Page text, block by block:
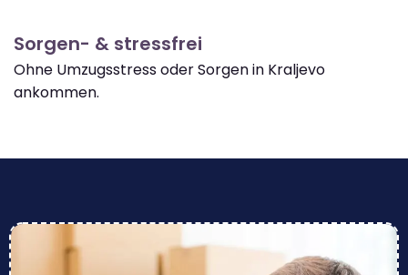
Sorgen- & stressfrei
Ohne Umzugsstress oder Sorgen in Kraljevo
ankommen.